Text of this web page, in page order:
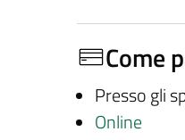
Come
Presso gli
Online